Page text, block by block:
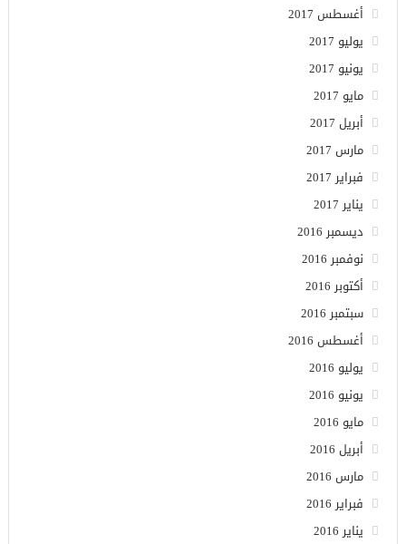
أغسطس 2017
يوليو 2017
يونيو 2017
مايو 2017
أبريل 2017
مارس 2017
فبراير 2017
يناير 2017
ديسمبر 2016
نوفمبر 2016
أكتوبر 2016
سبتمبر 2016
أغسطس 2016
يوليو 2016
يونيو 2016
مايو 2016
أبريل 2016
مارس 2016
فبراير 2016
يناير 2016